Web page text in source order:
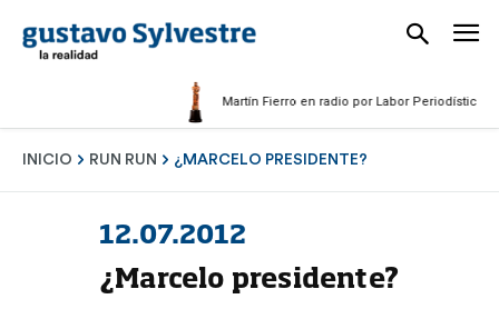
Martín Fierro en radio por Labor Periodística
INICIO RUN RUN ¿MARCELO PRESIDENTE?
12.07.2012
¿Marcelo presidente?